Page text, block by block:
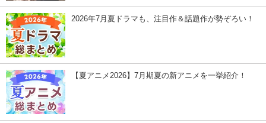
2026年7月夏ドラマも、注目作＆話題作が勢ぞろい！
【夏アニメ2026】7月期夏の新アニメを一挙紹介！